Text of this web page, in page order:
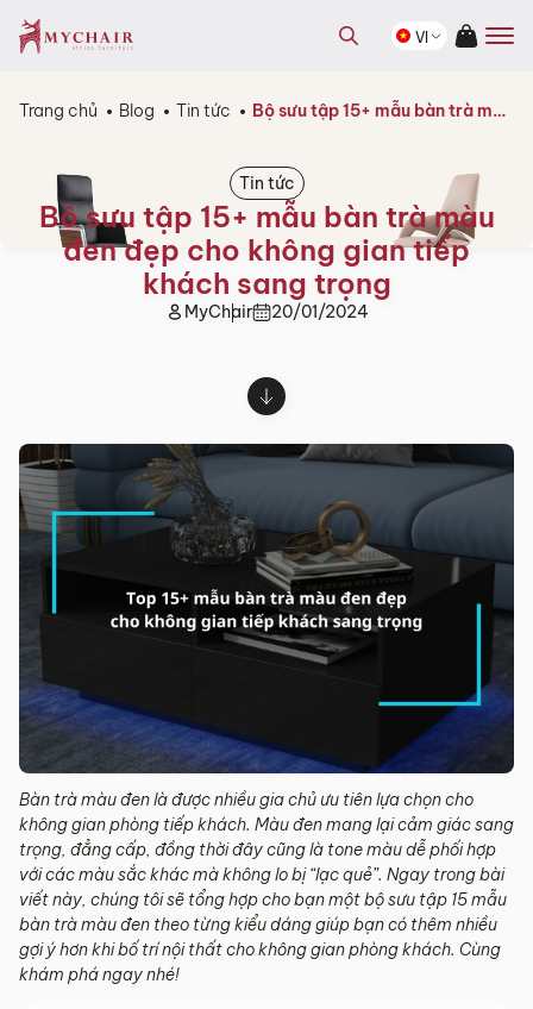
phẩm
Tìm
kiếmVI
Trang chủ Blog Tin tức Bộ sưu tập 15+ mẫu bàn trà màu đen đẹp cho không gian tiếp khách sang trọng
Tin tức
Bộ sưu tập 15+ mẫu bàn trà màu
đen đẹp cho không gian tiếp
khách sang trọng
MyChair 20/01/2024
Bàn trà màu đen là được nhiều gia chủ ưu tiên lựa chọn cho
không gian phòng tiếp khách. Màu đen mang lại cảm giác sang
trọng, đẳng cấp, đồng thời đây cũng là tone màu dễ phối hợp
với các màu sắc khác mà không lo bị “lạc quẻ”. Ngay trong bài
viết này, chúng tôi sẽ tổng hợp cho bạn một bộ sưu tập 15 mẫu
bàn trà màu đen theo từng kiểu dáng giúp bạn có thêm nhiều
gợi ý hơn khi bố trí nội thất cho không gian phòng khách. Cùng
khám phá ngay nhé!